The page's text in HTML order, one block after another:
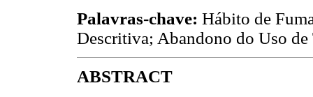
Palavras-chave: Hábito de
Descritiva; Abandono do Uso de
ABSTRACT